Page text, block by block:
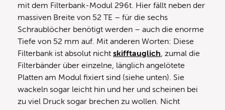
mit dem Filterbank-Modul 296t. Hier fällt neben der
massiven Breite von 52 TE – für die sechs
Schraublöcher benötigt werden – auch die enorme
Tiefe von 52 mm auf. Mit anderen Worten: Diese
Filterbank ist absolut nicht skifftauglich, zumal die
Filterbänder über einzelne, länglich angelötete
Platten am Modul fixiert sind (siehe unten). Sie
wackeln sogar leicht hin und her und scheinen bei
zu viel Druck sogar brechen zu wollen. Nicht